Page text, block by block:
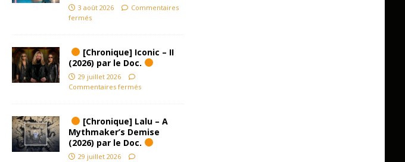
3 août 2026
Commentaires
fermés
[Chronique] Iconic – II
(2026) par le Doc.
29 juillet 2026
Commentaires fermés
[Chronique] Lalu – A
Mythmaker’s Demise
(2026) par le Doc.
29 juillet 2026